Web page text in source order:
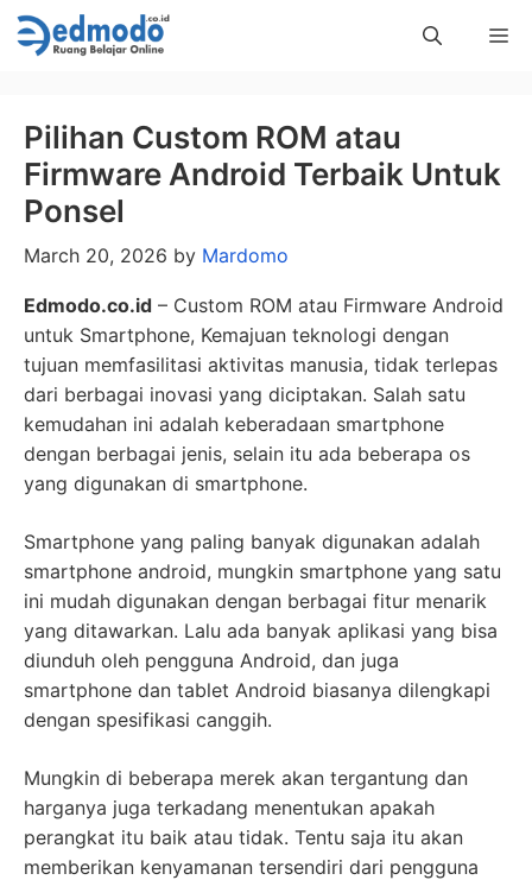
Skip
to
Pilihan Custom ROM atau
Firmware Android Terbaik Untuk
Ponsel
March 20, 2026 by Mardomo
Edmodo.co.id – Custom ROM atau Firmware Android
untuk Smartphone, Kemajuan teknologi dengan
tujuan memfasilitasi aktivitas manusia, tidak terlepas
dari berbagai inovasi yang diciptakan. Salah satu
kemudahan ini adalah keberadaan smartphone
dengan berbagai jenis, selain itu ada beberapa os
yang digunakan di smartphone.
Smartphone yang paling banyak digunakan adalah
smartphone android, mungkin smartphone yang satu
ini mudah digunakan dengan berbagai fitur menarik
yang ditawarkan. Lalu ada banyak aplikasi yang bisa
diunduh oleh pengguna Android, dan juga
smartphone dan tablet Android biasanya dilengkapi
dengan spesifikasi canggih.
Mungkin di beberapa merek akan tergantung dan
harganya juga terkadang menentukan apakah
perangkat itu baik atau tidak. Tentu saja itu akan
memberikan kenyamanan tersendiri dari pengguna